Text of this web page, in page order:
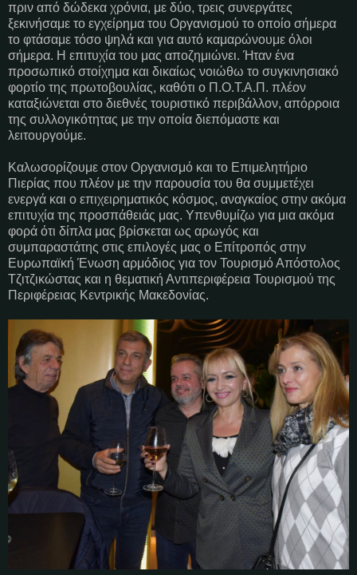
πριν από δώδεκα χρόνια, με δύο, τρεις συνεργάτες
ξεκινήσαμε το εγχείρημα του Οργανισμού το οποίο σήμερα
το φτάσαμε τόσο ψηλά και για αυτό καμαρώνουμε όλοι
σήμερα. Η επιτυχία του μας αποζημιώνει. Ήταν ένα
προσωπικό στοίχημα και δικαίως νοιώθω το συγκινησιακό
φορτίο της πρωτοβουλίας, καθότι ο Π.Ο.Τ.Α.Π. πλέον
καταξιώνεται στο διεθνές τουριστικό περιβάλλον, απόρροια
της συλλογικότητας με την οποία διεπόμαστε και
λειτουργούμε.
Καλωσορίζουμε στον Οργανισμό και το Επιμελητήριο
Πιερίας που πλέον με την παρουσία του θα συμμετέχει
ενεργά και ο επιχειρηματικός κόσμος, αναγκαίος στην ακόμα
επιτυχία της προσπάθειάς μας. Υπενθυμίζω για μια ακόμα
φορά ότι δίπλα μας βρίσκεται ως αρωγός και
συμπαραστάτης στις επιλογές μας ο Επίτροπός στην
Ευρωπαϊκή Ένωση αρμόδιος για τον Τουρισμό Απόστολος
Τζιτζικώστας και η θεματική Αντιπεριφέρεια Τουρισμού της
Περιφέρειας Κεντρικής Μακεδονίας.